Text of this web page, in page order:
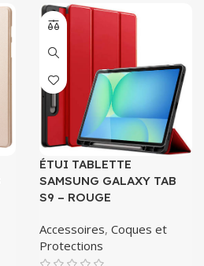
ÉTUI TABLETTE
SAMSUNG GALAXY TAB
S9 – ROUGE
Accessoires, Coques et
Protections